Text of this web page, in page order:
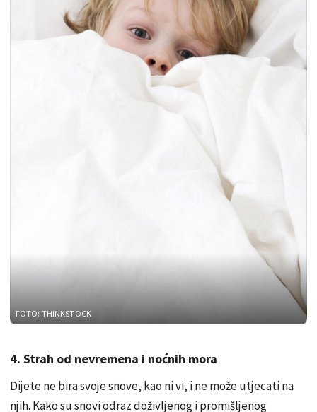
FOTO: THINKSTOCK
4. Strah od nevremena i noćnih mora
Dijete ne bira svoje snove, kao ni vi, i ne može utjecati na
njih. Kako su snovi odraz doživljenog i promišljenog